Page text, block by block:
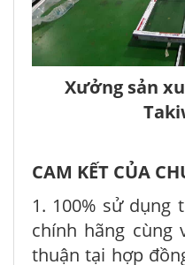
Xưởng sản
CAM KẾT CỦA
1. 100% sử dụng
chính hãng cùng
thuận tại hợp